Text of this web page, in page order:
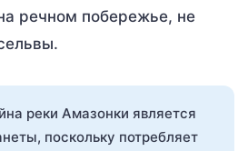
речном побережье, не
реки Амазонки является
поскольку потребляет